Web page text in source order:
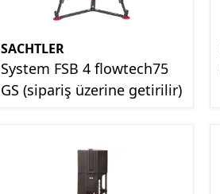
SACHTLER
System FSB 4 flowtech75
GS (sipariş üzerine getirilir)